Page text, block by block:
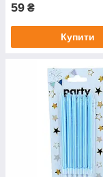
59 ₴
Купити